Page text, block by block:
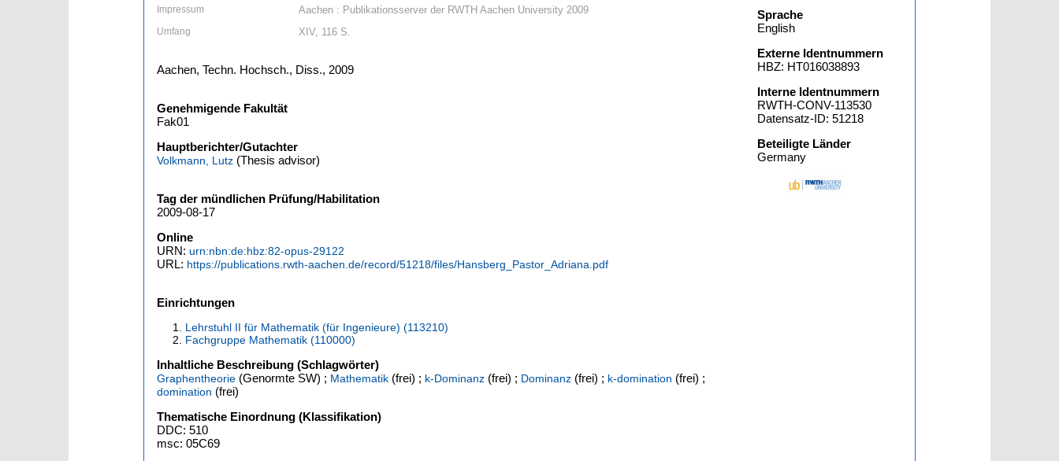
Impressum Aachen : Publikationsserver der RWTH Aachen University 2009
Umfang XIV, 116 S.
Aachen, Techn. Hochsch., Diss., 2009
Genehmigende Fakultät
Fak01
Hauptberichter/Gutachter
Volkmann, Lutz (Thesis advisor)
Tag der mündlichen Prüfung/Habilitation
2009-08-17
Online
URN: urn:nbn:de:hbz:82-opus-29122
URL: https://publications.rwth-aachen.de/record/51218/files/Hansberg_Pastor_Adriana.pdf
Einrichtungen
Lehrstuhl II für Mathematik (für Ingenieure) (113210)
Fachgruppe Mathematik (110000)
Inhaltliche Beschreibung (Schlagwörter)
Graphentheorie (Genormte SW) ; Mathematik (frei) ; k-Dominanz (frei) ; Dominanz (frei) ; k-domination (frei) ;
domination (frei)
Thematische Einordnung (Klassifikation)
DDC: 510
msc: 05C69
Sprache
English
Externe Identnummern
HBZ: HT016038893
Interne Identnummern
RWTH-CONV-113530
Datensatz-ID: 51218
Beteiligte Länder
Germany